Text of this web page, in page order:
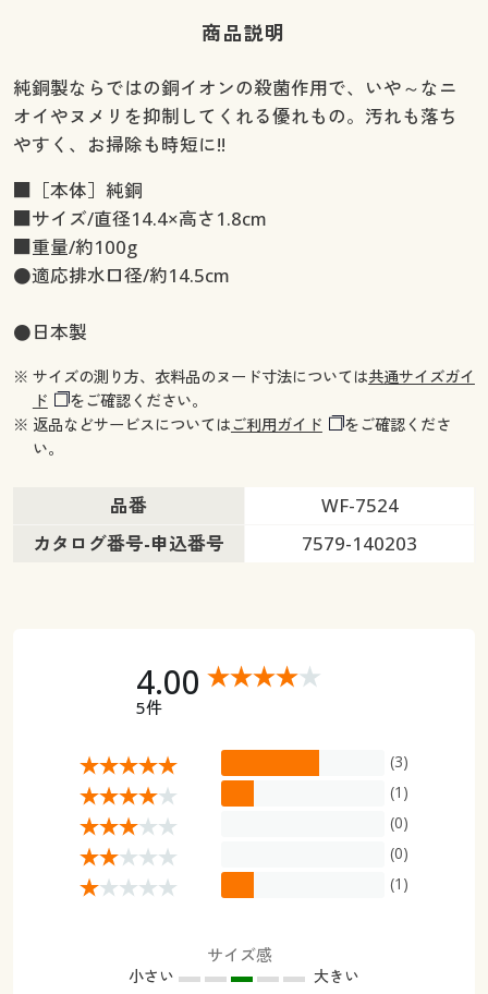
商品説明
純銅製ならではの銅イオンの殺菌作用で、いや～なニ
オイやヌメリを抑制してくれる優れもの。汚れも落ち
やすく、お掃除も時短に!!
■［本体］純銅
■サイズ/直径14.4×高さ1.8cm
■重量/約100g
●適応排水口径/約14.5cm
●日本製
※ サイズの測り方、衣料品のヌード寸法については共通サイズガイ
ド
をご確認ください。
※ 返品などサービスについてはご利用ガイド
をご確認くださ
い。
品番
WF-7524
カタログ番号-申込番号
7579-140203
4.00
5件
(3)
(1)
(0)
(0)
(1)
サイズ感
小さい 大きい